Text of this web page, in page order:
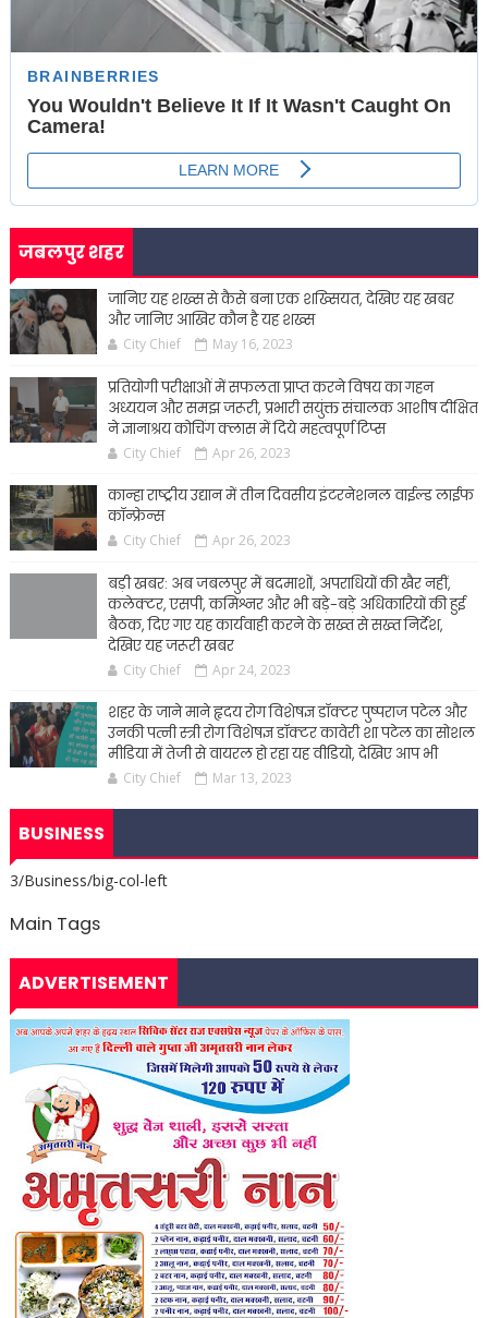
जबलपुर शहर
जानिए यह शख्स से कैसे बना एक शख्सियत, देखिए यह खबर
और जानिए आखिर कौन है यह शख्स
City Chief May 16, 2023
प्रतियोगी परीक्षाओं में सफलता प्राप्त करने विषय का गहन
अध्ययन और समझ जरूरी, प्रभारी सयुंक्त संचालक आशीष दीक्षित
ने ज्ञानाश्रय कोचिंग क्लास में दिये महत्वपूर्ण टिप्स
City Chief Apr 26, 2023
कान्हा राष्ट्रीय उद्यान में तीन दिवसीय इंटरनेशनल वाईल्ड लाईफ
कॉन्फ्रेन्स
City Chief Apr 26, 2023
बड़ी खबर: अब जबलपुर में बदमाशों, अपराधियों की खैर नहीं,
कलेक्टर, एसपी, कमिश्नर और भी बड़े-बड़े अधिकारियों की हुई
बैठक, दिए गए यह कार्यवाही करने के सख्त से सख्त निर्देश,
देखिए यह जरूरी खबर
City Chief Apr 24, 2023
शहर के जाने माने हृदय रोग विशेषज्ञ डॉक्टर पुष्पराज पटेल और
उनकी पत्नी स्त्री रोग विशेषज्ञ डॉक्टर कावेरी शा पटेल का सोशल
मीडिया में तेजी से वायरल हो रहा यह वीडियो, देखिए आप भी
City Chief Mar 13, 2023
BUSINESS
3/Business/big-col-left
Main Tags
ADVERTISEMENT